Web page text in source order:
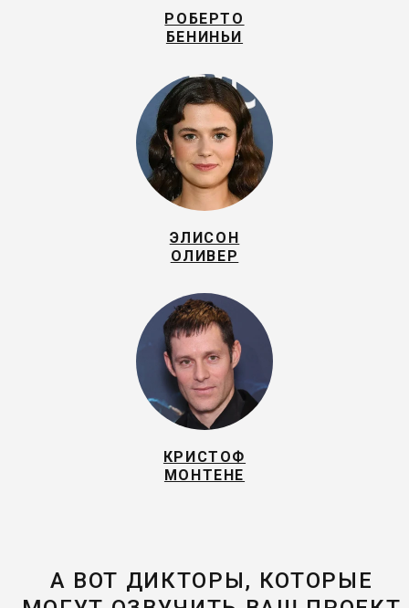
РОБЕРТО
БЕНИНЬИ
ЭЛИСОН
ОЛИВЕР
КРИСТОФ
МОНТЕНЕ
А ВОТ ДИКТОРЫ, КОТОРЫЕ